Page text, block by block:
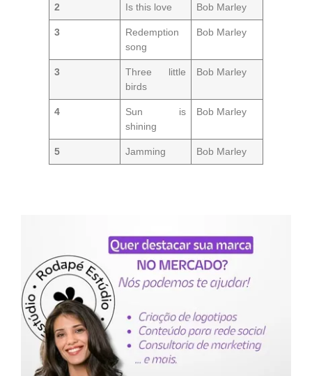
2 Is this love Bob Marley
3
Redemption
song
Bob Marley
3
Three little
birds
Bob Marley
4
Sun is
shining
Bob Marley
5 Jamming Bob Marley